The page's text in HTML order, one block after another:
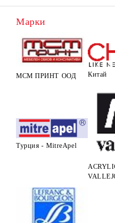
Марки
МСМ ПРИНТ ООД Китай
Турция - MitreApel